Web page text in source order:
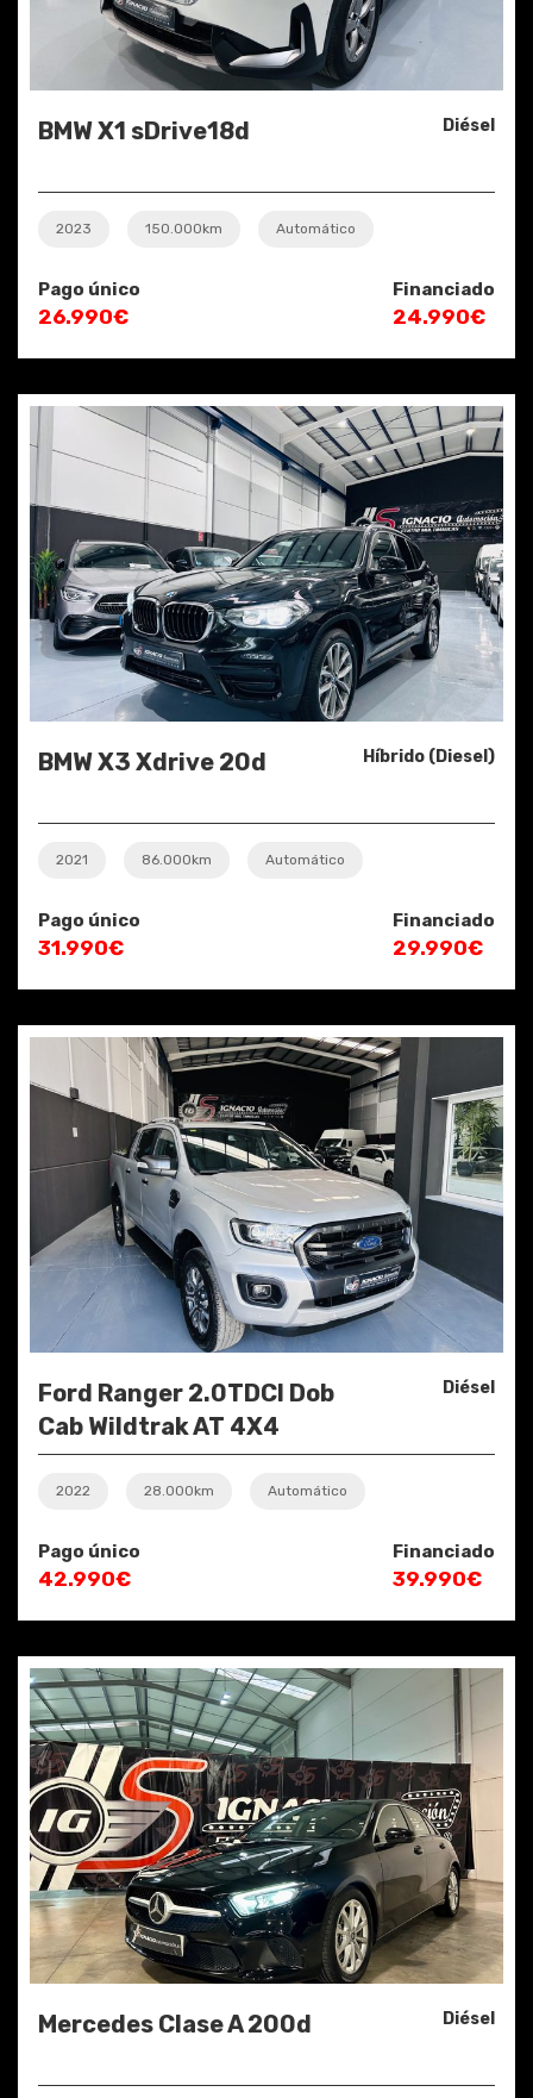
BMW X1 sDrive18d Diésel
2023 150.000km Automático
Pago único
26.990€
Financiado
24.990€
BMW X3 Xdrive 20d Híbrido (Diesel)
2021 86.000km Automático
Pago único
31.990€
Financiado
29.990€
Ford Ranger 2.0TDCI Dob
Cab Wildtrak AT 4X4
Diésel
2022 28.000km Automático
Pago único
42.990€
Financiado
39.990€
Mercedes Clase A 200d Diésel